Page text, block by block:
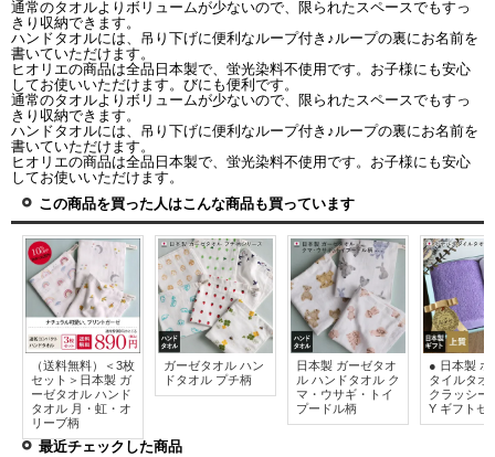
通常のタオルよりボリュームが少ないので、限られたスペースでもすっ
きり収納できます。
ハンドタオルには、吊り下げに便利なループ付き♪ループの裏にお名前を
書いていただけます。
ヒオリエの商品は全品日本製で、蛍光染料不使用です。お子様にも安心
してお使いいただけます。びにも便利です。
通常のタオルよりボリュームが少ないので、限られたスペースでもすっ
きり収納できます。
ハンドタオルには、吊り下げに便利なループ付き♪ループの裏にお名前を
書いていただけます。
ヒオリエの商品は全品日本製で、蛍光染料不使用です。お子様にも安心
してお使いいただけます。
この商品を買った人はこんな商品も買っています
（送料無料）＜3枚
セット＞日本製 ガ
ーゼタオル ハンド
タオル 月・虹・オ
リーブ柄
ガーゼタオル ハン
ドタオル プチ柄
日本製 ガーゼタオ
ル ハンドタオル ク
マ・ウサギ・トイ
プードル柄
● 日本製 ホ
タイルタオ
クラッシー
Y ギフトセ
最近チェックした商品